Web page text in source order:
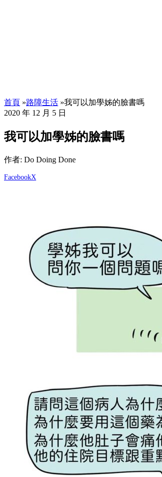
首頁 »路障生活 »我可以加學姊的臉書嗎
2020 年 12 月 5 日
我可以加學姊的臉書嗎
作者: Do Doing Done
FacebookX